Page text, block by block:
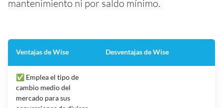
mantenimiento ni por saldo mínimo.
Ventajas de Wise Desventajas de Wise
✅ Emplea el tipo de
cambio medio del
mercado para sus